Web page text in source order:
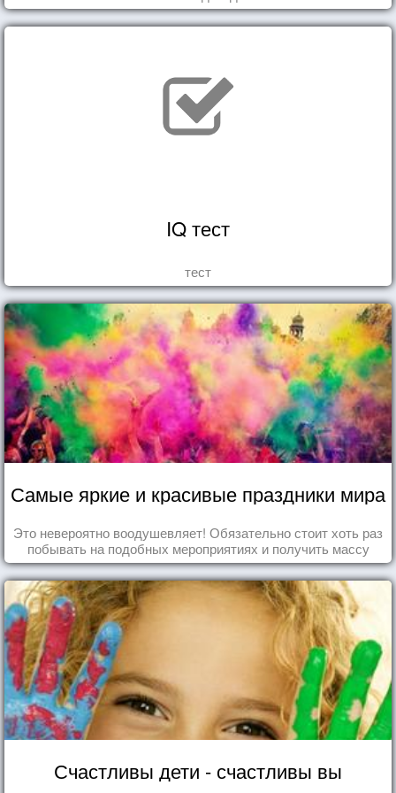
IQ тест
тест
Самые яркие и красивые праздники мира
Это невероятно воодушевляет! Обязательно стоит хоть раз
побывать на подобных мероприятиях и получить массу
впечатлений!
Счастливы дети - счастливы вы